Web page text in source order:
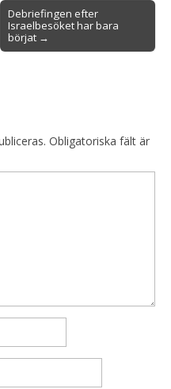
Debriefingen efter
Israelbesöket har bara
börjat →
Obligatoriska fält är